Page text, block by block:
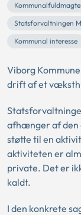
Statsforvaltningen
Kommunal interesse
Viborg
drift af et
afhænger af den
støtte til en
aktiviteten er
private. Det er
kaldt.
I den konkrete